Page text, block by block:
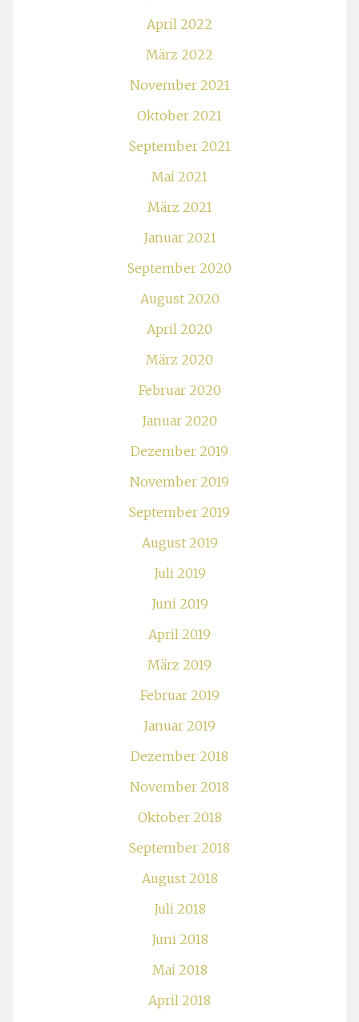
April 2022
März 2022
November 2021
Oktober 2021
September 2021
Mai 2021
März 2021
Januar 2021
September 2020
August 2020
April 2020
März 2020
Februar 2020
Januar 2020
Dezember 2019
November 2019
September 2019
August 2019
Juli 2019
Juni 2019
April 2019
März 2019
Februar 2019
Januar 2019
Dezember 2018
November 2018
Oktober 2018
September 2018
August 2018
Juli 2018
Juni 2018
Mai 2018
April 2018